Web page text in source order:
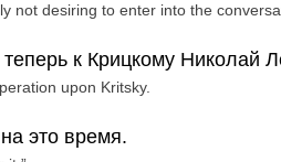
not desiring to enter into the
к Крицкому Николай
upon Kritsky.
это время.